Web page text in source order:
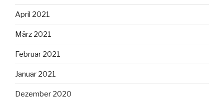
April 2021
März 2021
Februar 2021
Januar 2021
Dezember 2020